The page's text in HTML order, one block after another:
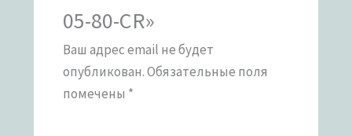
05-80-CR»
Ваш адрес email не будет
опубликован.Обязательные поля
помечены *